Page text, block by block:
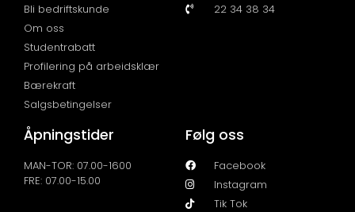
Bli bedriftskunde
Om oss
Studentrabatt
Profilering på arbeidsklær
Bærekraft
Salgsbetingelser
22 34 38 34
Åpningstider
MAN-TOR: 07.00-1600
FRE: 07.00-15.00
Følg oss
Facebook
Instagram
Tik Tok